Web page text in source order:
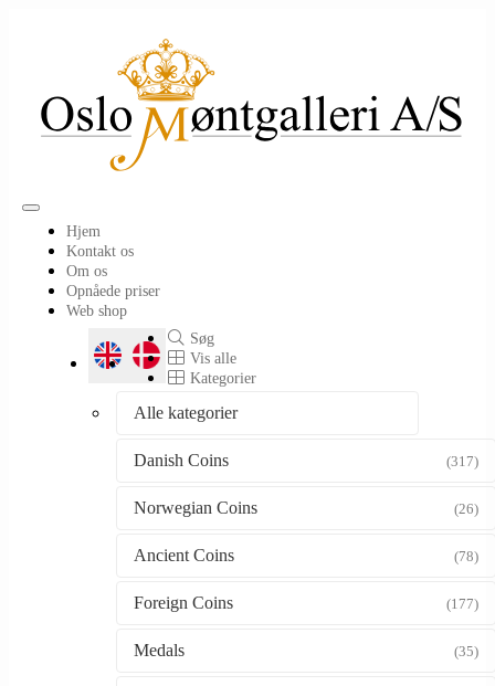
Toggle
navigation
Hjem
Kontakt os
Om os
Opnåede priser
Web shop
Søg
Vis alle
Kategorier
Alle kategorier
Danish Coins (317)
Norwegian Coins (26)
Ancient Coins (78)
Foreign Coins (177)
Medals (35)